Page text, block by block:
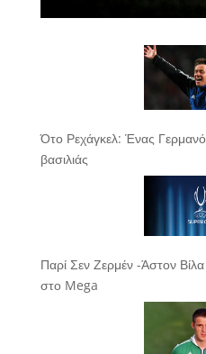
Ότο Ρεχάγκελ: Ένας
βασιλιάς
Παρί Σεν Ζερμέν -Άστον
στο Mega